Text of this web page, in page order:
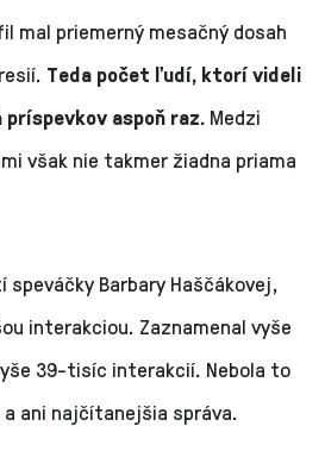
mal priemerný mesačný dosah
Teda počet ľudí, ktorí videli
aspoň raz. Medzi
však nie takmer žiadna priama
speváčky Barbary Haščákovej,
interakciou. Zaznamenal vyše
39-tisíc interakcií. Nebola to
ani najčítanejšia správa.